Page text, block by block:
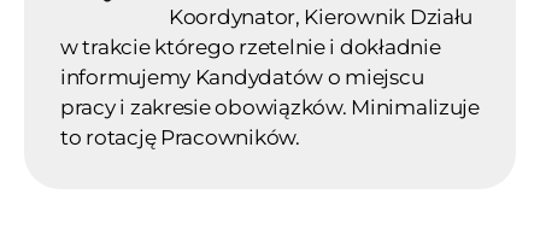
Koordynator, Kierownik Działu
w trakcie którego rzetelnie i dokładnie
informujemy Kandydatów o miejscu
pracy i zakresie obowiązków. Minimalizuje
to rotację Pracowników.